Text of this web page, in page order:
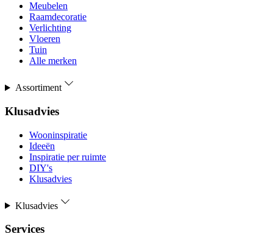
Meubelen
Raamdecoratie
Verlichting
Vloeren
Tuin
Alle merken
Assortiment
Klusadvies
Wooninspiratie
Ideeën
Inspiratie per ruimte
DIY's
Klusadvies
Klusadvies
Services